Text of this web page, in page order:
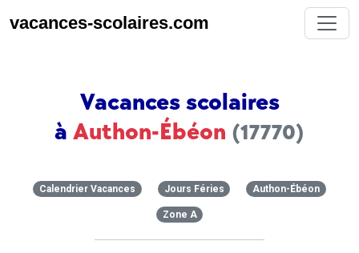
vacances-scolaires.com
Vacances scolaires
à Authon-Ébéon (17770)
Calendrier Vacances Jours Féries Authon-Ébéon
Zone A